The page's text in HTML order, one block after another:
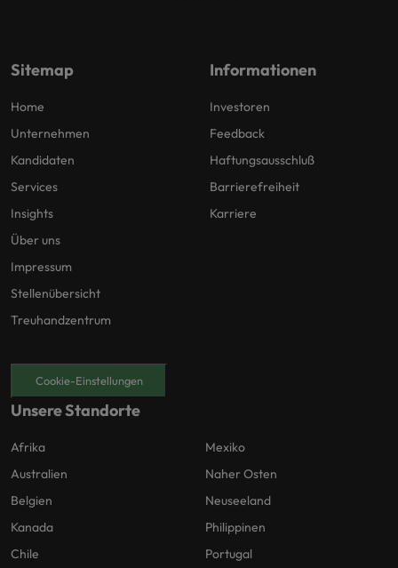
Sitemap
Home
Unternehmen
Kandidaten
Services
Insights
Über uns
Impressum
Stellenübersicht
Treuhandzentrum
Informationen
Investoren
Feedback
Haftungsausschluß
Barrierefreiheit
Karriere
Cookie-Einstellungen
Unsere Standorte
Afrika
Australien
Belgien
Kanada
Chile
Mexiko
Naher Osten
Neuseeland
Philippinen
Portugal